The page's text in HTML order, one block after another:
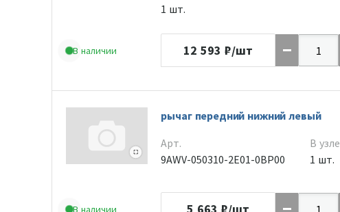
В наличии
1 шт.
12 593 ₽/шт
В наличии
рычаг передний нижний левый
Арт.
9AWV-050310-2E01-0BP00
В узле
1 шт.